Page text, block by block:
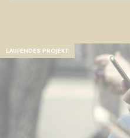
LAUFENDES PROJEKT